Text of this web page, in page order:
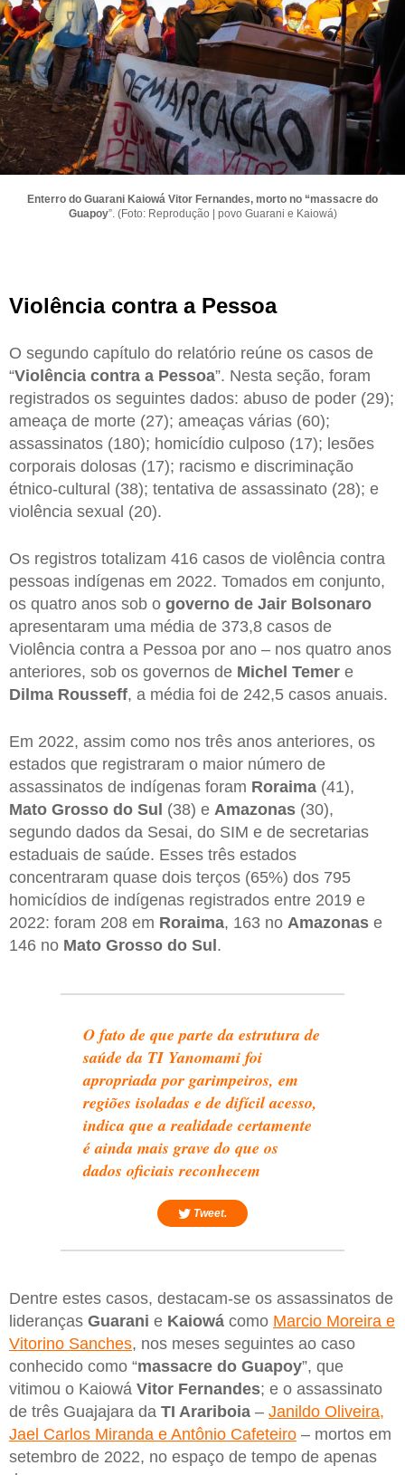
Enterro do Guarani Kaiowá Vitor Fernandes, morto no “massacre do
Guapoy”. (Foto: Reprodução | povo Guarani e Kaiowá)
Violência contra a Pessoa
O segundo capítulo do relatório reúne os casos de
“Violência contra a Pessoa”. Nesta seção, foram
registrados os seguintes dados: abuso de poder (29);
ameaça de morte (27); ameaças várias (60);
assassinatos (180); homicídio culposo (17); lesões
corporais dolosas (17); racismo e discriminação
étnico-cultural (38); tentativa de assassinato (28); e
violência sexual (20).
Os registros totalizam 416 casos de violência contra
pessoas indígenas em 2022. Tomados em conjunto,
os quatro anos sob o governo de Jair Bolsonaro
apresentaram uma média de 373,8 casos de
Violência contra a Pessoa por ano – nos quatro anos
anteriores, sob os governos de Michel Temer e
Dilma Rousseff, a média foi de 242,5 casos anuais.
Em 2022, assim como nos três anos anteriores, os
estados que registraram o maior número de
assassinatos de indígenas foram Roraima (41),
Mato Grosso do Sul (38) e Amazonas (30),
segundo dados da Sesai, do SIM e de secretarias
estaduais de saúde. Esses três estados
concentraram quase dois terços (65%) dos 795
homicídios de indígenas registrados entre 2019 e
2022: foram 208 em Roraima, 163 no Amazonas e
146 no Mato Grosso do Sul.
O fato de que parte da estrutura de
saúde da TI Yanomami foi
apropriada por garimpeiros, em
regiões isoladas e de difícil acesso,
indica que a realidade certamente
é ainda mais grave do que os
dados oficiais reconhecem
Tweet.
Dentre estes casos, destacam-se os assassinatos de
lideranças Guarani e Kaiowá como Marcio Moreira e
Vitorino Sanches, nos meses seguintes ao caso
conhecido como “massacre do Guapoy”, que
vitimou o Kaiowá Vitor Fernandes; e o assassinato
de três Guajajara da TI Arariboia – Janildo Oliveira,
Jael Carlos Miranda e Antônio Cafeteiro – mortos em
setembro de 2022, no espaço de tempo de apenas